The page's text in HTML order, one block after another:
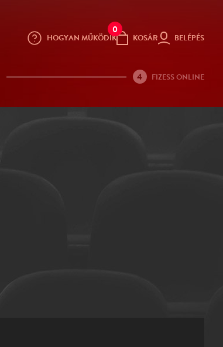
HOGYAN MŰKÖDIK
0
KOSÁR BELÉPÉS
4 FIZESS ONLINE